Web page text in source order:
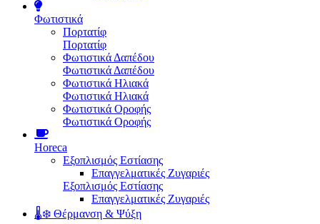
Φωτιστικά
Πορτατίφ
Πορτατίφ
Φωτιστικά Δαπέδου
Φωτιστικά Δαπέδου
Φωτιστικά Ηλιακά
Φωτιστικά Ηλιακά
Φωτιστικά Οροφής
Φωτιστικά Οροφής
Horeca
Εξοπλισμός Εστίασης
Επαγγελματικές Ζυγαριές
Εξοπλισμός Εστίασης
Επαγγελματικές Ζυγαριές
🌡️❄️ Θέρμανση & Ψύξη